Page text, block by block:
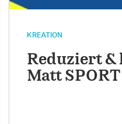
KREATION
Reduziert &
Matt